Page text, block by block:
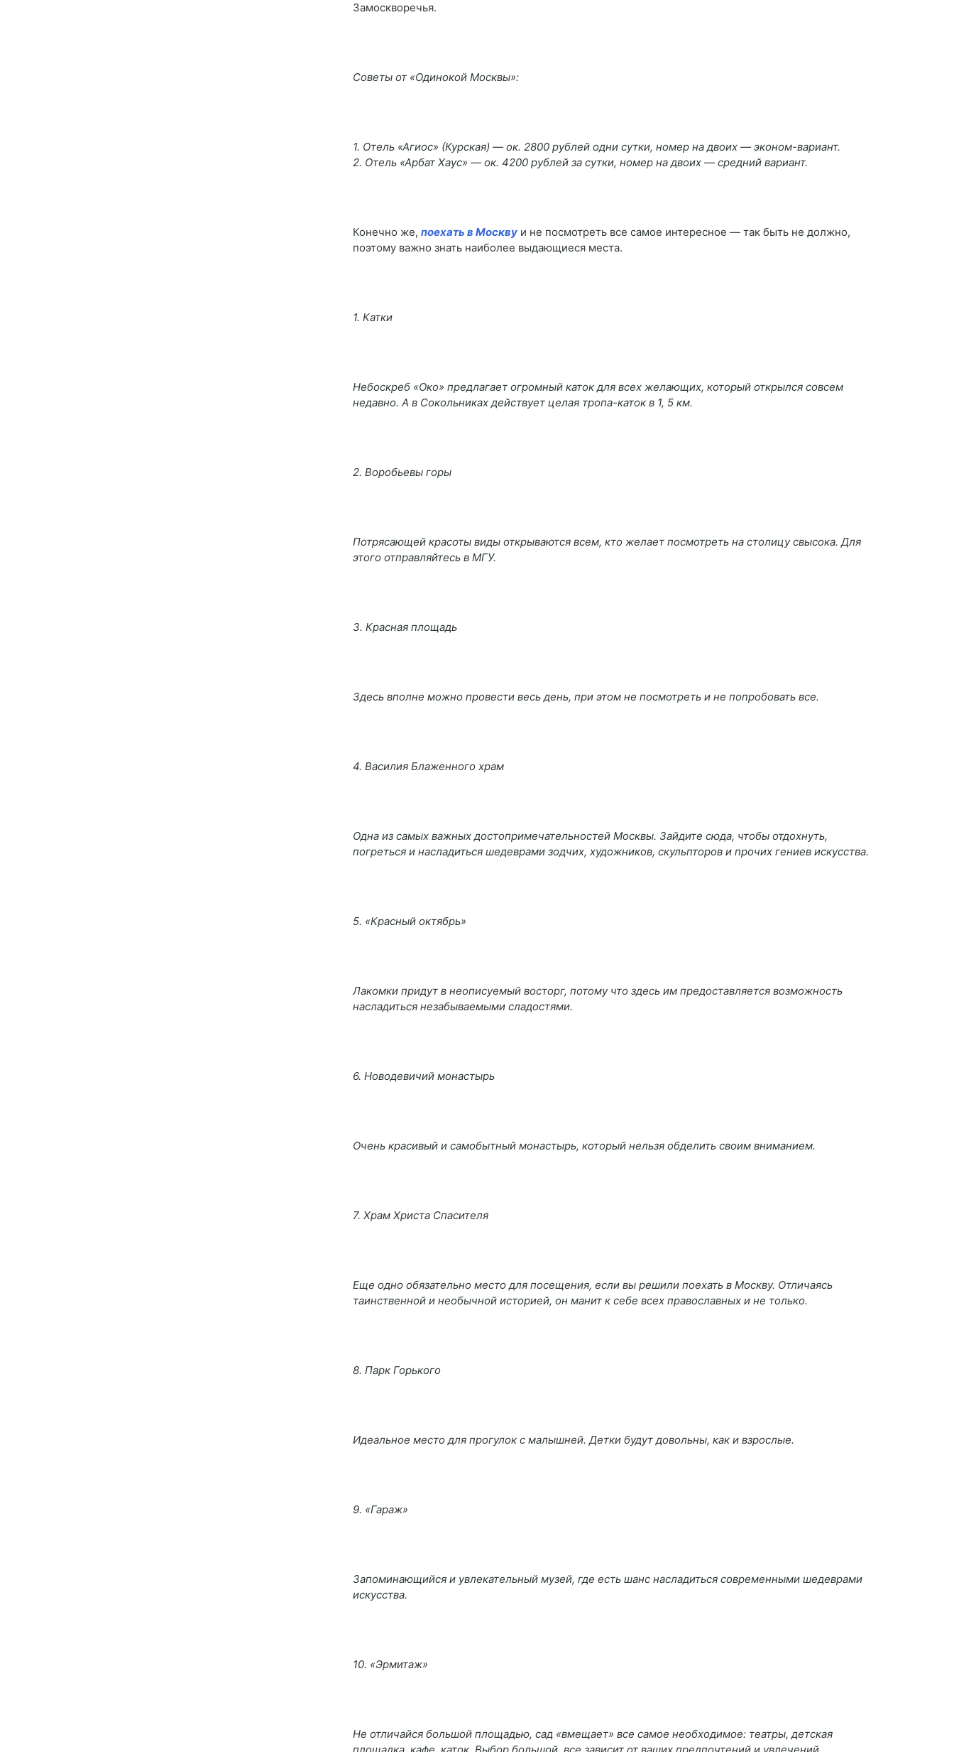
Замоскворечья.
Советы от «Одинокой Москвы»:
1. Отель «Агиос» (Курская) ― ок. 2800 рублей одни сутки, номер на двоих ― эконом-вариант.
2. Отель «Арбат Хаус» ― ок. 4200 рублей за сутки, номер на двоих ― средний вариант.
Конечно же, поехать в Москву и не посмотреть все самое интересное ― так быть не должно,
поэтому важно знать наиболее выдающиеся места.
1. Катки
Небоскреб «Око» предлагает огромный каток для всех желающих, который открылся совсем
недавно. А в Сокольниках действует целая тропа-каток в 1, 5 км.
2. Воробьевы горы
Потрясающей красоты виды открываются всем, кто желает посмотреть на столицу свысока. Для
этого отправляйтесь в МГУ.
3. Красная площадь
Здесь вполне можно провести весь день, при этом не посмотреть и не попробовать все.
4. Василия Блаженного храм
Одна из самых важных достопримечательностей Москвы. Зайдите сюда, чтобы отдохнуть,
погреться и насладиться шедеврами зодчих, художников, скульпторов и прочих гениев искусства.
5. «Красный октябрь»
Лакомки придут в неописуемый восторг, потому что здесь им предоставляется возможность
насладиться незабываемыми сладостями.
6. Новодевичий монастырь
Очень красивый и самобытный монастырь, который нельзя обделить своим вниманием.
7. Храм Христа Спасителя
Еще одно обязательно место для посещения, если вы решили поехать в Москву. Отличаясь
таинственной и необычной историей, он манит к себе всех православных и не только.
8. Парк Горького
Идеальное место для прогулок с малышней. Детки будут довольны, как и взрослые.
9. «Гараж»
Запоминающийся и увлекательный музей, где есть шанс насладиться современными шедеврами
искусства.
10. «Эрмитаж»
Не отличайся большой площадью, сад «вмещает» все самое необходимое: театры, детская